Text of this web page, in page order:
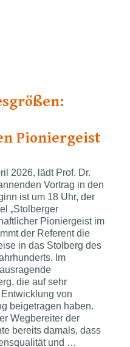
Pioniergeist
2026, lädt Prof. Dr.
Vortrag in den
ist um 18 Uhr, der
„Stolberger
Pioniergeist im
der Referent die
in das Stolberg des
Im
die auf sehr
von
beigetragen haben.
Wegbereiter der
bereits damals, dass
und …